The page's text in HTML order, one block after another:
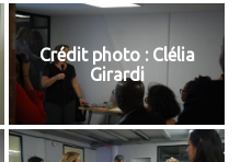
Crédit photo : Clélia
Girardi